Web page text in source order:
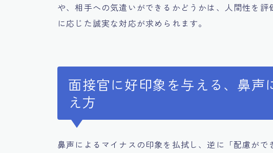
や、相手への気遣いができるかどうかは、人間性を
に応じた誠実な対応が求められます。
面接官に好印象を与える、鼻声
え方
鼻声によるマイナスの印象を払拭し、逆に「配慮が